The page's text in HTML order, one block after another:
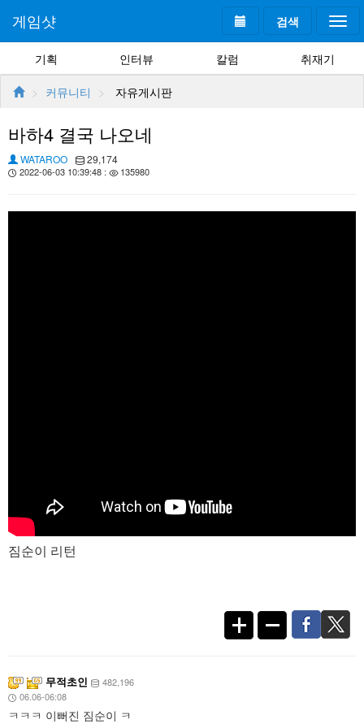
검색
게임샷
기획 인터뷰 칼럼 취재기
커뮤니티 자유게시판
바하4 결국 나오네
WATAROO 29,174
2022-06-03 10:39:48 : 135980
짐순이 리턴
무적초인
482,196
06.06-06:08
ㅋㅋㅋ 이뻐진 짐순이 ㅋ